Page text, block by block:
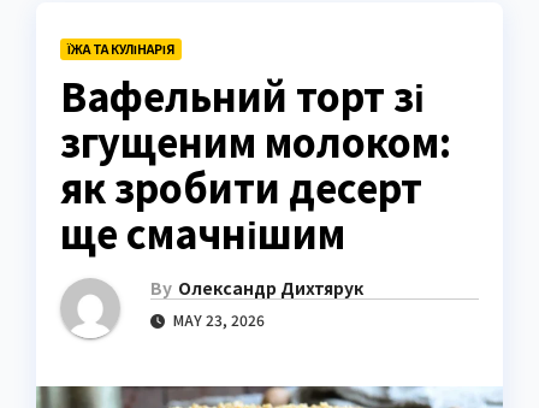
ЇЖА ТА КУЛІНАРІЯ
Вафельний торт зі
згущеним молоком:
як зробити десерт
ще смачнішим
By Олександр Дихтярук
MAY 23, 2026